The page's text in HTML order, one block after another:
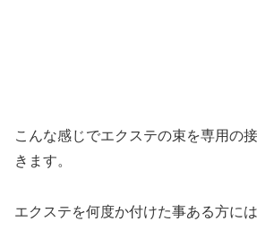
こんな感じでエクステの束を専用の
きます。
エクステを何度か付けた事ある方には